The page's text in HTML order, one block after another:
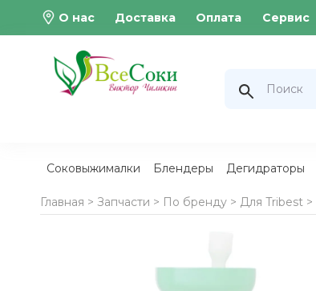
О нас Доставка Оплата Сервис
Соковыжималки Блендеры Дегидраторы
Главная > Запчасти > По бренду> Для Tribest>